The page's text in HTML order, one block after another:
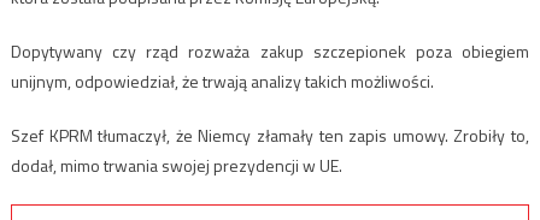
Dopytywany czy rząd rozważa zakup szczepionek poza obiegiem
unijnym, odpowiedział, że trwają analizy takich możliwości.
Szef KPRM tłumaczył, że Niemcy złamały ten zapis umowy. Zrobiły to,
dodał, mimo trwania swojej prezydencji w UE.